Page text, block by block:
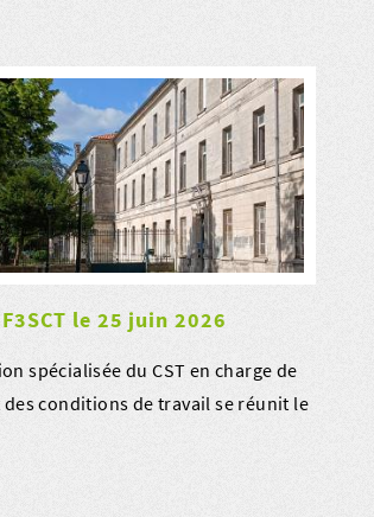
le 25 juin 2026
spécialisée du CST en charge de
des conditions de travail se réunit le